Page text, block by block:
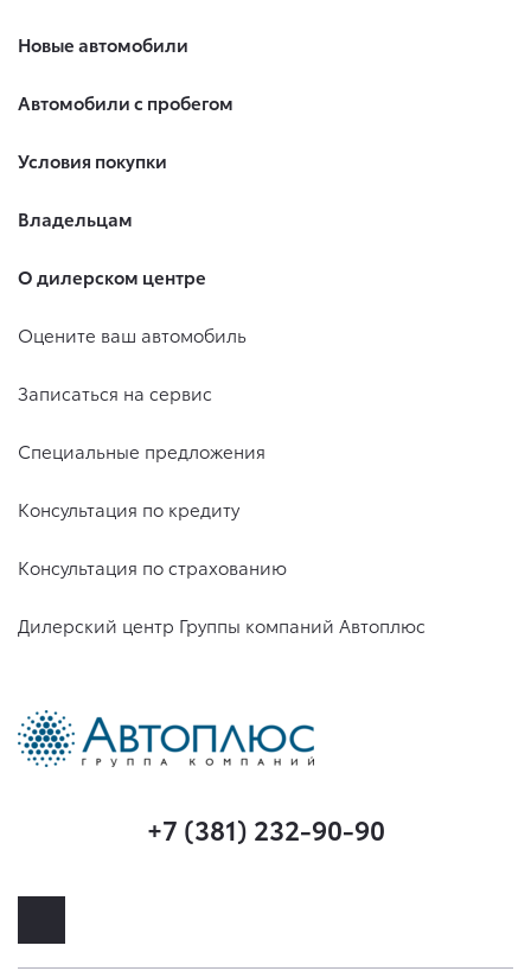
Новые автомобили
Автомобили с пробегом
Условия покупки
Владельцам
О дилерском центре
Оцените ваш автомобиль
Записаться на сервис
Специальные предложения
Консультация по кредиту
Консультация по страхованию
Дилерский центр Группы компаний Автоплюс
+7 (381) 232-90-90